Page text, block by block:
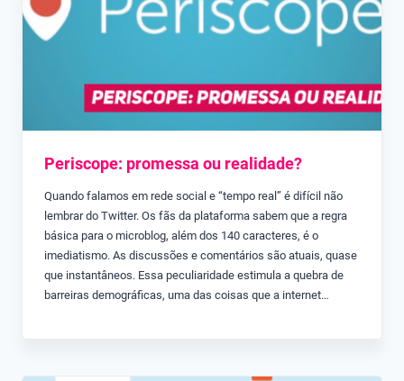
Periscope: promessa ou realidade?
Quando falamos em rede social e “tempo real” é difícil não
lembrar do Twitter. Os fãs da plataforma sabem que a regra
básica para o microblog, além dos 140 caracteres, é o
imediatismo. As discussões e comentários são atuais, quase
que instantâneos. Essa peculiaridade estimula a quebra de
barreiras demográficas, uma das coisas que a internet…